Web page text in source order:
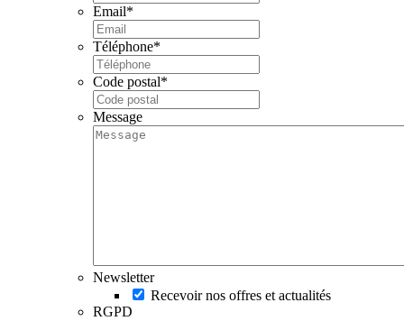
Email*
Téléphone*
Code postal*
Message
Newsletter
Recevoir nos offres et actualités
RGPD